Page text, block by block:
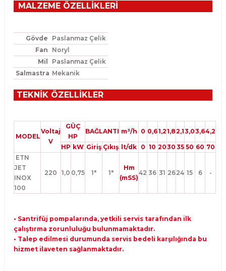
MALZEME ÖZELLİKLERİ
Gövde
Paslanmaz Çelik
Fan
Noryl
Mil
Paslanmaz Çelik
Salmastra Mekanik
TEKNİK ÖZELLİKLER
MODEL
Voltaj
V
GÜÇ
HP
BAĞLANTI m³/h 0 0,61,21,82,13,03,64,2
HP kW Giriş Çıkış lt/dk 0 10 2030 35 50 60 70
ETN
JET
INOX
100
220 1,0 0,75 1" 1"
Hm
(mSS)
42 36 31 2624 15 6 -
• Santrifüj pompalarında, yetkili servis tarafından ilk
çalıştırma zorunluluğu bulunmamaktadır.
• Talep edilmesi durumunda servis bedeli karşılığında bu
hizmet ilaveten sağlanmaktadır.